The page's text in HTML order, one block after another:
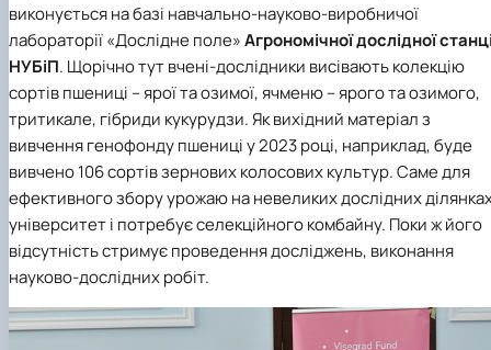
виконується на базі навчально-науково-виробничої
лабораторії «Дослідне поле»Агрономічної дослідної
НУБіП. Щорічно тут вчені-дослідники висівають колекцію
сортів пшениці – ярої та озимої, ячменю – ярого та озимого,
тритикале, гібриди кукурудзи. Як вихідний матеріал з
вивчення генофонду пшениці у 2023 році, наприклад, буде
вивчено 106 сортів зернових колосових культур. Саме для
ефективного збору урожаю на невеликих дослідних
університет і потребує селекційного комбайну. Поки ж його
відсутність стримує проведення досліджень, виконання
науково-дослідних робіт.